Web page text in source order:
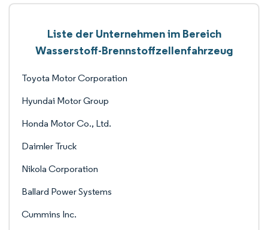
Liste der Unternehmen im Bereich
Wasserstoff-Brennstoffzellenfahrzeug
Toyota Motor Corporation
Hyundai Motor Group
Honda Motor Co., Ltd.
Daimler Truck
Nikola Corporation
Ballard Power Systems
Cummins Inc.